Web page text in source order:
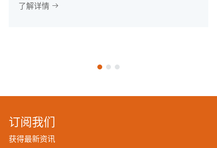
了解详情 
订阅我们
获得最新资讯